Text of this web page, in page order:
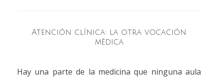
Atención clínica: la otra vocación
médica
Hay una parte de la medicina que ninguna aula